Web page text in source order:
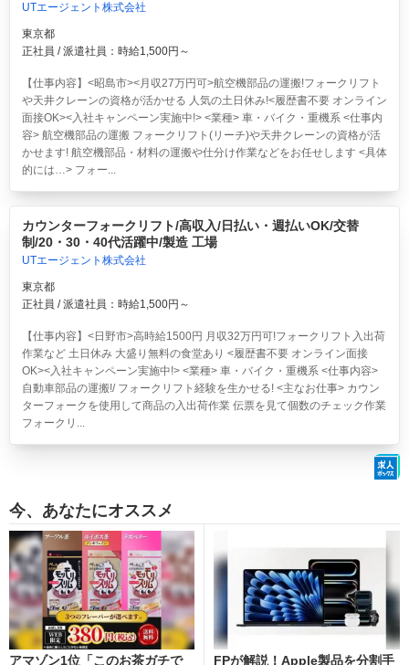
UTエージェント株式会社
東京都
正社員 / 派遣社員：時給1,500円～
【仕事内容】<昭島市><月収27万円可>航空機部品の運搬!フォークリフト
や天井クレーンの資格が活かせる 人気の土日休み!<履歴書不要 オンライン
面接OK><入社キャンペーン実施中!> <業種> 車・バイク・重機系 <仕事内
容> 航空機部品の運搬 フォークリフト(リーチ)や天井クレーンの資格が活
かせます! 航空機部品・材料の運搬や仕分け作業などをお任せします <具体
的には…> フォー...
カウンターフォークリフト/高収入/日払い・週払いOK/交替
制/20・30・40代活躍中/製造 工場
UTエージェント株式会社
東京都
正社員 / 派遣社員：時給1,500円～
【仕事内容】<日野市>高時給1500円 月収32万円可!フォークリフト入出荷
作業など 土日休み 大盛り無料の食堂あり <履歴書不要 オンライン面接
OK><入社キャンペーン実施中!> <業種> 車・バイク・重機系 <仕事内容>
自動車部品の運搬!/ フォークリフト経験を生かせる! <主なお仕事> カウン
ターフォークを使用して商品の入出荷作業 伝票を見て個数のチェック作業
フォークリ...
今、あなたにオススメ
アマゾン1位「このお茶ガチで FPが解説！Apple製品を分割手